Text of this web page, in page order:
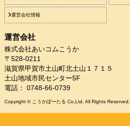
運営会社情報
運営会社
株式会社あいコムこうか
〒528-0211
滋賀県甲賀市土山町北土山１７１５
土山地域市民センター5F
電話： 0748-66-0739
Copyright © こうかぽーたる Co,Ltd. All Rights Reserved.